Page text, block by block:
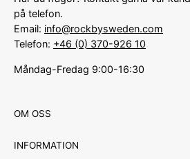
på telefon.
Email: info@rockbysweden.com
Telefon: +46 (0) 370-926 10
Måndag-Fredag 9:00-16:30
OM OSS
INFORMATION